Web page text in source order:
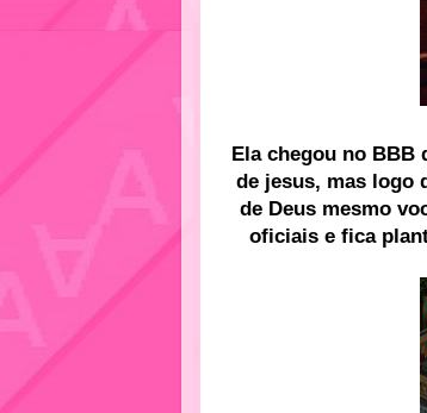
Ela chegou no BBB
de jesus, mas logo
de Deus mesmo
oficiais e fica